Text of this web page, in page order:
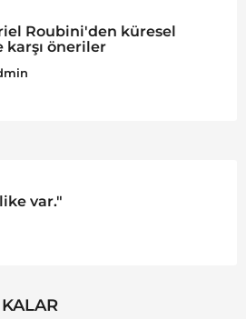
Roubini'den küresel
karşı öneriler
var."